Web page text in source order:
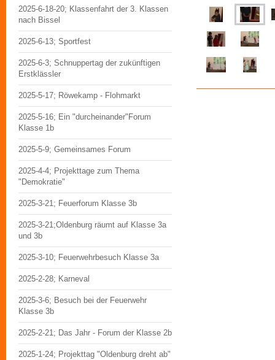
2025-6-18-20; Klassenfahrt der 3. Klassen
nach Bissel
2025-6-13; Sportfest
2025-6-3; Schnuppertag der zukünftigen
Erstklässler
2025-5-17; Röwekamp - Flohmarkt
2025-5-16; Ein "durcheinander"Forum
Klasse 1b
2025-5-9; Gemeinsames Forum
2025-4-4; Projekttage zum Thema
"Demokratie"
2025-3-21; Feuerforum Klasse 3b
2025-3-21;Oldenburg räumt auf Klasse 3a
und 3b
2025-3-10; Feuerwehrbesuch Klasse 3a
2025-2-28; Karneval
2025-3-6; Besuch bei der Feuerwehr
Klasse 3b
2025-2-21; Das Jahr - Forum der Klasse 2b
2025-1-24; Projekttag "Oldenburg dreht ab"